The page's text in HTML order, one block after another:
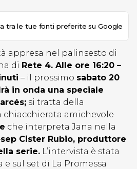
tra le tue fonti preferite su Google
appresa nel palinsesto di
di Rete 4. Alle ore 16:20 –
– il prossimo sabato 20
in onda una speciale
si tratta della
chiacchierata amichevole
che interpreta Jana nella
Cister Rubio, produttore
serie. L’intervista è stata
sul set di La Promessa